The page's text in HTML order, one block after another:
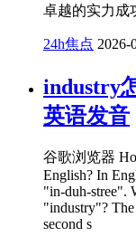
卓越的实力成
24h焦点 2026-
industry
英语发音
谷歌浏览器
English? In
"in-duh-stree".
"industry"?
second s